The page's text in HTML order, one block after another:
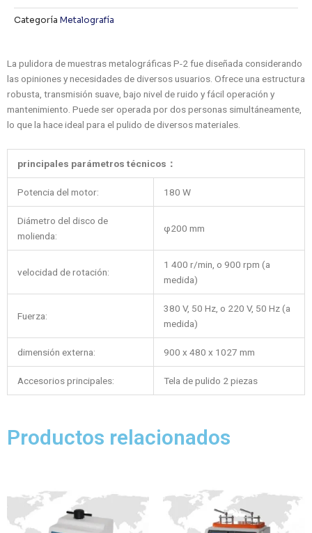
Categoría Metalografía
La pulidora de muestras metalográficas P-2 fue diseñada considerando
las opiniones y necesidades de diversos usuarios. Ofrece una estructura
robusta, transmisión suave, bajo nivel de ruido y fácil operación y
mantenimiento. Puede ser operada por dos personas simultáneamente,
lo que la hace ideal para el pulido de diversos materiales.
principales parámetros técnicos ：
Potencia del motor: 180 W
Diámetro del disco de
molienda:
φ200 mm
velocidad de rotación:
1 400 r/min, o 900 rpm (a
medida)
Fuerza:
380 V, 50 Hz, o 220 V, 50 Hz (a
medida)
dimensión externa: 900 x 480 x 1027 mm
Accesorios principales: Tela de pulido 2 piezas
Productos relacionados